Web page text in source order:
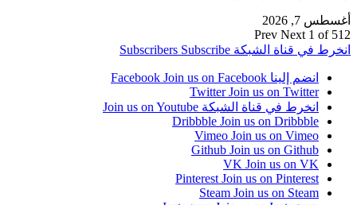
أغسطس 7, 2026
Prev Next 1 of 512
انخرط في قناة الشبكة
Subscribers Subscribe
انضم إلينا Facebook Join us on Facebook
Twitter Join us on Twitter
انخرط في قناة الشبكة Join us on Youtube
Dribbble Join us on Dribbble
Vimeo Join us on Vimeo
Github Join us on Github
VK Join us on VK
Pinterest Join us on Pinterest
Steam Join us on Steam